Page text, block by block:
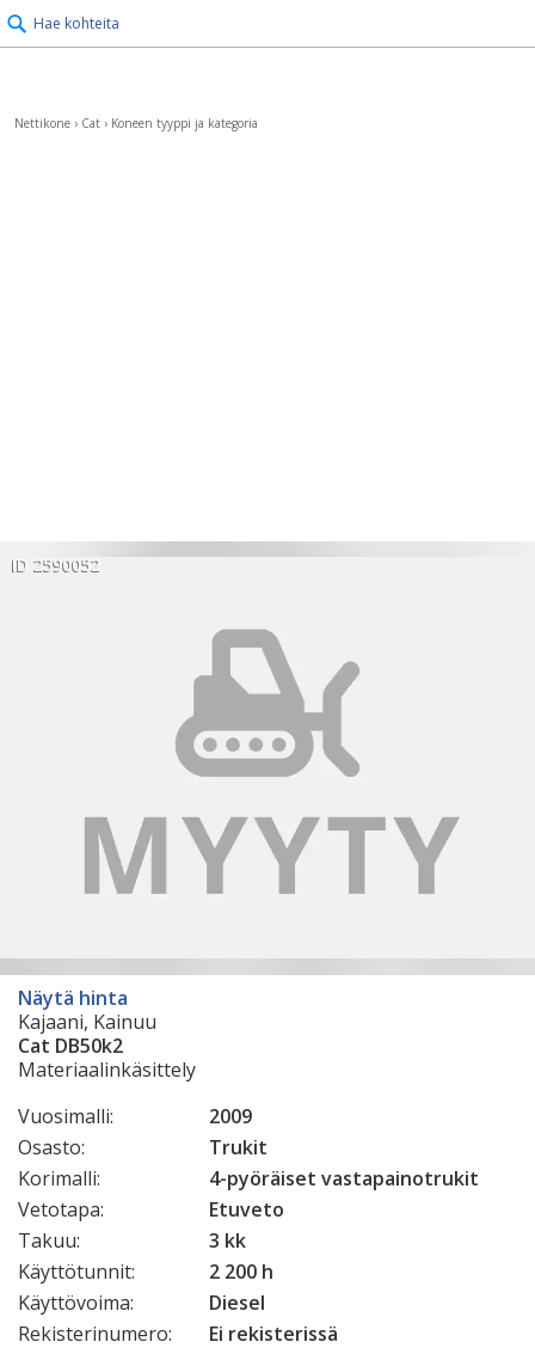
Hae kohteita
Nettikone › Cat › Koneen tyyppi ja kategoria
ID 2590052
Näytä hinta
Kajaani, Kainuu
Cat DB50k2
Materiaalinkäsittely
Vuosimalli:
2009
Osasto:
Trukit
Korimalli:
4-pyöräiset vastapainotrukit
Vetotapa:
Etuveto
Takuu:
3 kk
Käyttötunnit:
2 200 h
Käyttövoima:
Diesel
Rekisterinumero:
Ei rekisterissä